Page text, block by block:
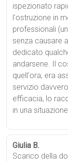
ispezionato
l'ostruzione in
professionali
senza causare
dedicato
andarsene. Il
quell'ora, era
servizio
efficacia, lo
in una
Giulia B.
Scarico della